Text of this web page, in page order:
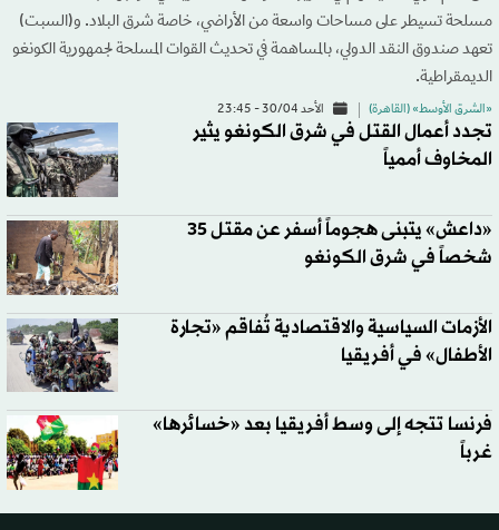
مسلحة تسيطر على مساحات واسعة من الأراضي، خاصة شرق البلاد. و(السبت)
تعهد صندوق النقد الدولي، بالمساهمة في تحديث القوات المسلحة لجمهورية الكونغو
الديمقراطية.
«الشرق الأوسط» (القاهرة) الأحد 30/04 - 23:45
تجدد أعمال القتل في شرق الكونغو يثير
المخاوف أممياً
«داعش» يتبنى هجوماً أسفر عن مقتل 35
شخصاً في شرق الكونغو
الأزمات السياسية والاقتصادية تُفاقم «تجارة
الأطفال» في أفريقيا
فرنسا تتجه إلى وسط أفريقيا بعد «خسائرها»
غرباً